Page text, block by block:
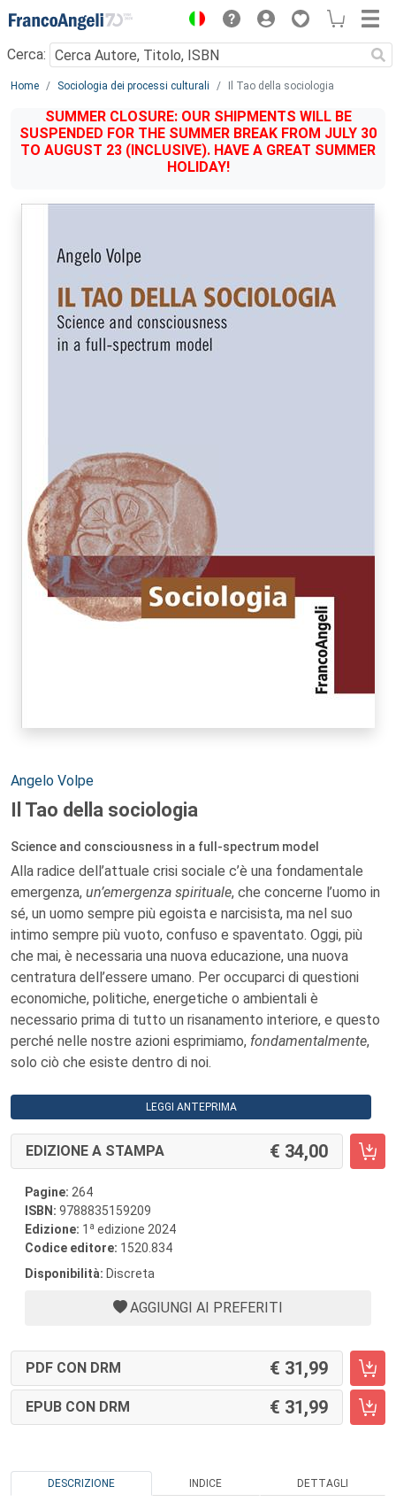
Menu
Cerca:
Main content
Home Sociologia dei processi culturali Il Tao della sociologia
SUMMER CLOSURE: OUR SHIPMENTS WILL BE
SUSPENDED FOR THE SUMMER BREAK FROM JULY 30
TO AUGUST 23 (INCLUSIVE). HAVE A GREAT SUMMER
HOLIDAY!
Autori:
Angelo Volpe
Il Tao della sociologia
Science and consciousness in a full-spectrum model
Alla radice dell’attuale crisi sociale c’è una fondamentale
emergenza, un’emergenza spirituale, che concerne l’uomo in
sé, un uomo sempre più egoista e narcisista, ma nel suo
intimo sempre più vuoto, confuso e spaventato. Oggi, più
che mai, è necessaria una nuova educazione, una nuova
centratura dell’essere umano. Per occuparci di questioni
economiche, politiche, energetiche o ambientali è
necessario prima di tutto un risanamento interiore, e questo
perché nelle nostre azioni esprimiamo, fondamentalmente,
solo ciò che esiste dentro di noi.
LEGGI ANTEPRIMA
EDIZIONE A STAMPA 34,00
Pagine: 264
ISBN: 9788835159209
Edizione: 1 a edizione 2024
Codice editore: 1520.834
Disponibilità: Discreta
AGGIUNGI AI PREFERITI
PDF CON DRM 31,99
EPUB CON DRM 31,99
DESCRIZIONE INDICE DETTAGLI